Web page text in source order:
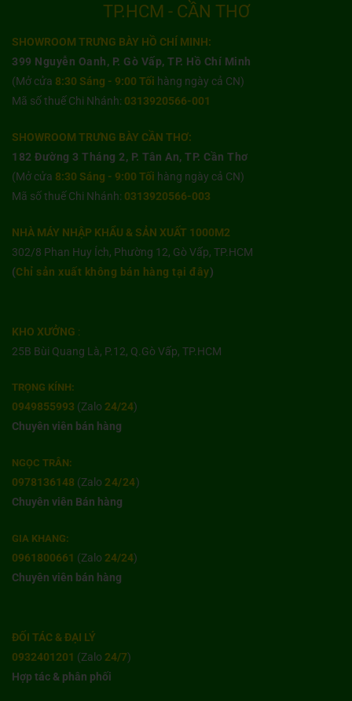
TP.HCM - CẦN THƠ
SHOWROOM TRƯNG BÀY HỒ CHÍ MINH:
399 Nguyễn Oanh, P. Gò Vấp, TP. Hồ Chí Minh
(Mở cửa 8:30 Sáng - 9:00 Tối hàng ngày cả CN)
Mã số thuế Chi Nhánh: 0313920566-001
SHOWROOM TRƯNG BÀY CẦN THƠ:
182 Đường 3 Tháng 2, P. Tân An, TP. Cần Thơ
(Mở cửa 8:30 Sáng - 9:00 Tối hàng ngày cả CN)
Mã số thuế Chi Nhánh: 0313920566-003
NHÀ MÁY NHẬP KHẨU & SẢN XUẤT 1000M2
302/8 Phan Huy Ích, Phường 12, Gò Vấp, TP.HCM
(Chỉ sản xuất không bán hàng tại đây)
KHO XƯỞNG :
25B Bùi Quang Là, P.12, Q.Gò Vấp, TP.HCM
TRỌNG KÍNH:
0949855993 (Zalo 24/24)
Chuyên viên bán hàng
NGỌC TRÂN:
0978136148 (Zalo 24/24)
Chuyên viên Bán hàng
GIA KHANG:
0961800661 (Zalo 24/24)
Chuyên viên bán hàng
ĐỐI TÁC & ĐẠI LÝ
0932401201 (Zalo 24/7)
Hợp tác & phân phối